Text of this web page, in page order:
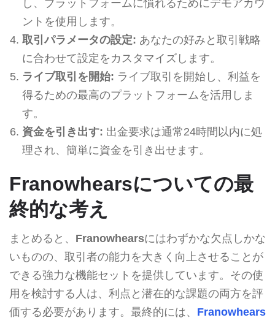
し、プラットフォームに慣れるためにデモアカウ
ントを使用します。
取引パラメータの設定: あなたの好みと取引戦略
に合わせて設定をカスタマイズします。
ライブ取引を開始: ライブ取引を開始し、利益を
得るための最高のプラットフォームを活用しま
す。
資金を引き出す: 出金要求は通常24時間以内に処
理され、簡単に資金を引き出せます。
Franowhearsについての最
終的な考え
まとめると、 Franowhearsにはわずかな欠点しかな
いものの、取引者の能力を大きく向上させることが
できる強力な機能セットを提供しています。その使
用を検討する人は、利点と潜在的な課題の両方を評
価する必要があります。最終的には、 Franowhears